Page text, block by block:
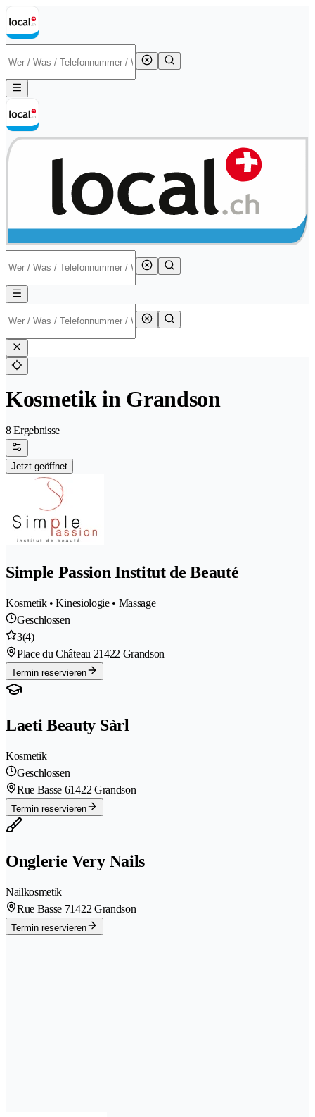
Kosmetik in Grandson
8 Ergebnisse
Jetzt geöffnet
Simple Passion Institut de Beauté
Kosmetik • Kinesiologie • Massage
Geschlossen
3(4)
Place du Château 21422 Grandson
Termin reservieren
Laeti Beauty Sàrl
Kosmetik
Geschlossen
Rue Basse 61422 Grandson
Termin reservieren
Onglerie Very Nails
Nailkosmetik
Rue Basse 71422 Grandson
Termin reservieren